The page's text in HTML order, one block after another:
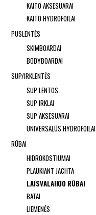
KAITO AKSESUARAI
KAITO HYDROFOILAI
PUSLENTĖS
SKIMBOARDAI
BODYBOARDAI
SUP/IRKLENTĖS
SUP LENTOS
SUP IRKLAI
SUP AKSESUARAI
UNIVERSALŪS HYDROFOILAI
RŪBAI
HIDROKOSTIUMAI
PLAUKIANT JACHTA
LAISVALAIKIO RŪBAI
BATAI
LIEMENĖS